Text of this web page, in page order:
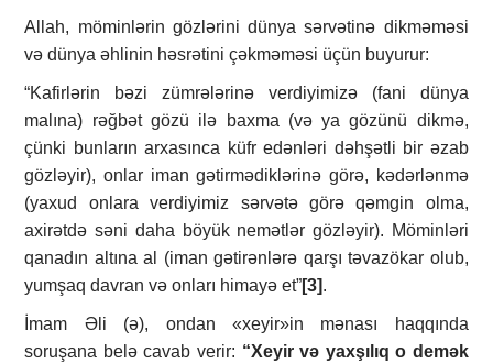
Allah, möminlərin gözlərini dünya sərvətinə dikməməsi
və dünya əhlinin həsrətini çəkməməsi üçün buyurur:
“Kafirlərin bəzi zümrələrinə verdiyimizə (fani dünya
malına) rəğbət gözü ilə baxma (və ya gözünü dikmə,
çünki bunların arxasınca küfr edənləri dəhşətli bir əzab
gözləyir), onlar iman gətirmədiklərinə görə, kədərlənmə
(yaxud onlara verdiyimiz sərvətə görə qəmgin olma,
axirətdə səni daha böyük nemətlər gözləyir). Möminləri
qanadın altına al (iman gətirənlərə qarşı təvazökar olub,
yumşaq davran və onları himayə et”[3].
İmam Əli (ə), ondan «xeyir»in mənası haqqında
soruşana belə cavab verir: “Xeyir və yaxşılıq o demək